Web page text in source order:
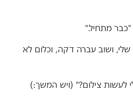
מתחיל."
ושוב עברה דקה, וכלום לא
לעשות צילום?" (ויש המשך:)